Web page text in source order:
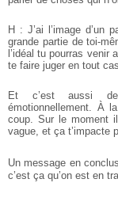
H : J’ai l’image d’un
grande partie de toi-
l’idéal tu pourras venir
te faire juger en tout cas.
Et c’est aussi
émotionnellement. À
coup. Sur le moment
vague, et ça t’impacte
Un message en
c’est ça qu’on est en